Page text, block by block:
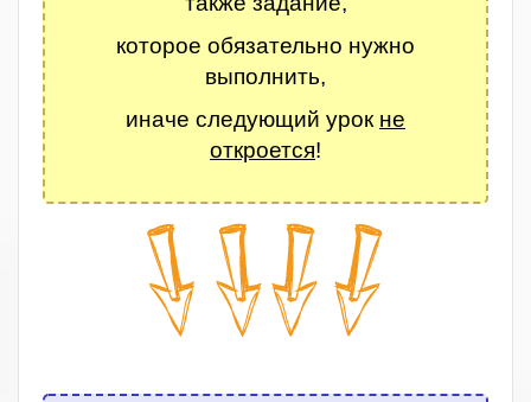
которое обязательно нужно
выполнить,
иначе следующий урок не
откроется!